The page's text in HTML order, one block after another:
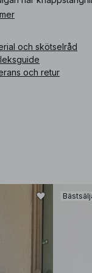
kommer i svart.
och skötselråd
och retur